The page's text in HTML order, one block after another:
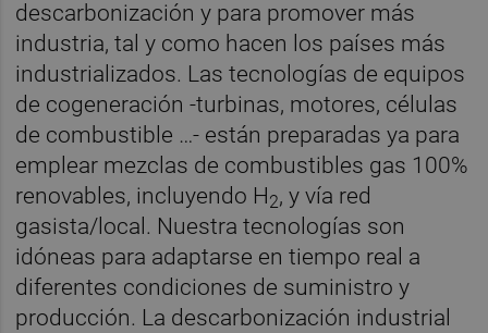
descarbonización y para promover más
industria, tal y como hacen los países más
industrializados. Las tecnologías de equipos
de cogeneración -turbinas, motores, células
de combustible …- están preparadas ya para
emplear mezclas de combustibles gas 100%
renovables, incluyendo H2, y vía red
gasista/local. Nuestra tecnologías son
idóneas para adaptarse en tiempo real a
diferentes condiciones de suministro y
producción. La descarbonización industrial